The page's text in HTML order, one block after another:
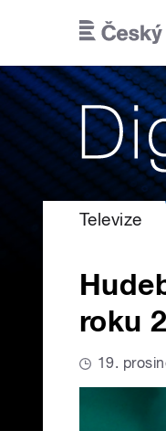
Televize
roku
19.